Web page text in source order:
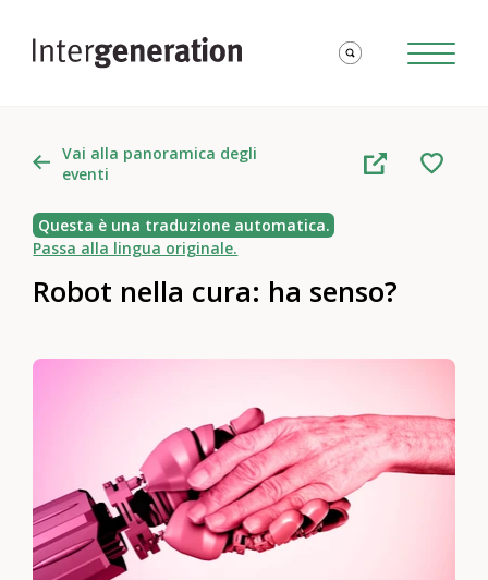
Vai alla panoramica degli
eventi
Questa è una traduzione automatica.
Passa alla lingua originale.
Robot nella cura: ha senso?